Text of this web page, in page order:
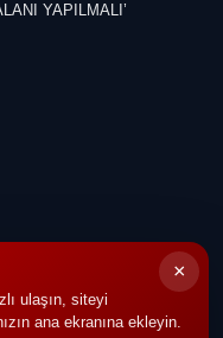
YAPILMALI’
×
ulaşın, siteyi
ana ekranına ekleyin.